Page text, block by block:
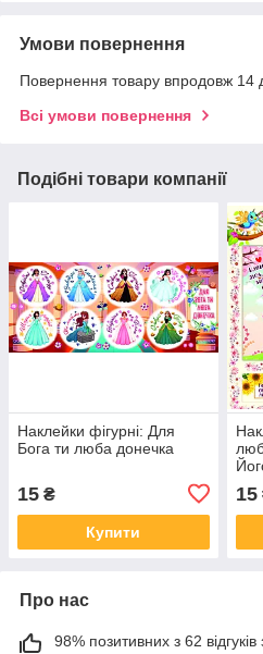
Умови повернення
Повернення товару впродовж 14
Всі умови повернення
Подібні товари компанії
Наклейки фігурні: Для
Бога ти люба донечка
15 ₴
Купити
15
Про нас
98% позитивних з 62 відгуків